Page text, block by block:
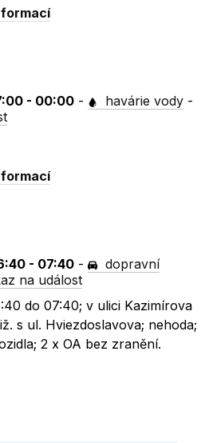
- 00:00 - havárie vody -
- 07:40 -
dopravní
na událost
do 07:40; v ulici Kazimírova
s ul. Hviezdoslavova; nehoda;
2 x OA bez zranění.